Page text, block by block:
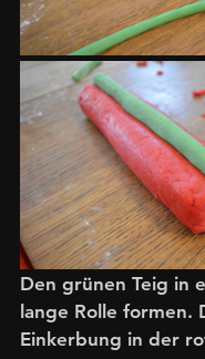
Den grünen Teig in
lange Rolle formen.
Einkerbung in der